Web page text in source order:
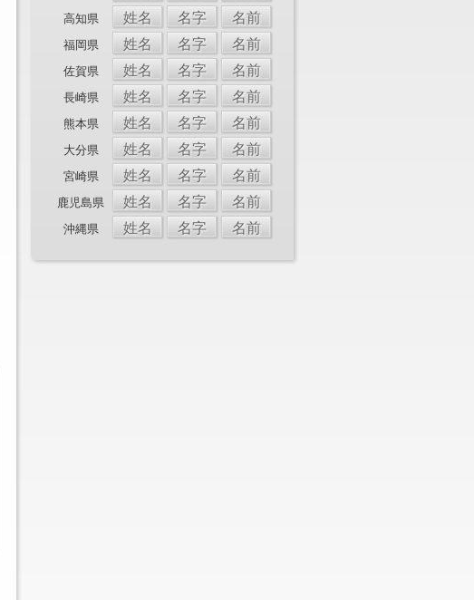
高知県 姓名 名字 名前
福岡県 姓名 名字 名前
佐賀県 姓名 名字 名前
長崎県 姓名 名字 名前
熊本県 姓名 名字 名前
大分県 姓名 名字 名前
宮崎県 姓名 名字 名前
鹿児島県 姓名 名字 名前
沖縄県 姓名 名字 名前